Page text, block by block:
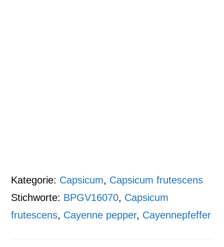
Kategorie: Capsicum, Capsicum frutescens
Stichworte: BPGV16070, Capsicum
frutescens, Cayenne pepper, Cayennepfeffer